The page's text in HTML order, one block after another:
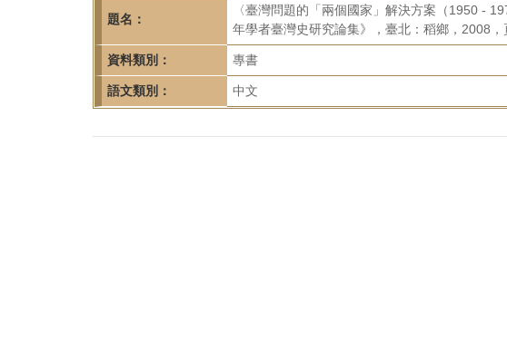
題名：
〈臺灣問題的「兩個國家」解決方案（1950 -
年學者臺灣史研究論集》，臺北：稻鄉，2008，
資料類別： 專書
語文類別： 中文